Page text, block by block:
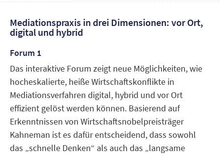
Mediationspraxis in drei Dimensionen: vor Ort,
digital und hybrid
Forum 1
Das interaktive Forum zeigt neue Möglichkeiten, wie
hocheskalierte, heiße Wirtschaftskonflikte in
Mediationsverfahren digital, hybrid und vor Ort
effizient gelöst werden können. Basierend auf
Erkenntnissen von Wirtschaftsnobelpreisträger
Kahneman ist es dafür entscheidend, dass sowohl
das „schnelle Denken“ als auch das „langsame